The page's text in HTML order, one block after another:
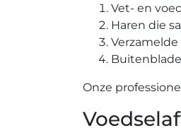
Vet- en
Haren die
Onze